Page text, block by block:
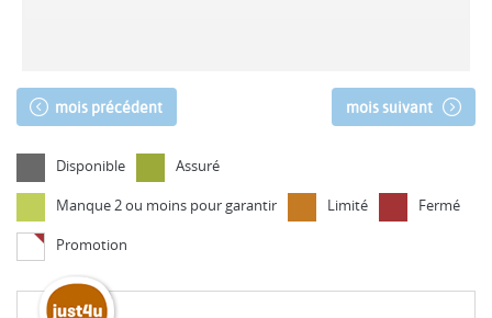
mois précédent mois suivant
Disponible
Assuré
Manque 2 ou moins pour garantir
Limité
Fermé
Promotion